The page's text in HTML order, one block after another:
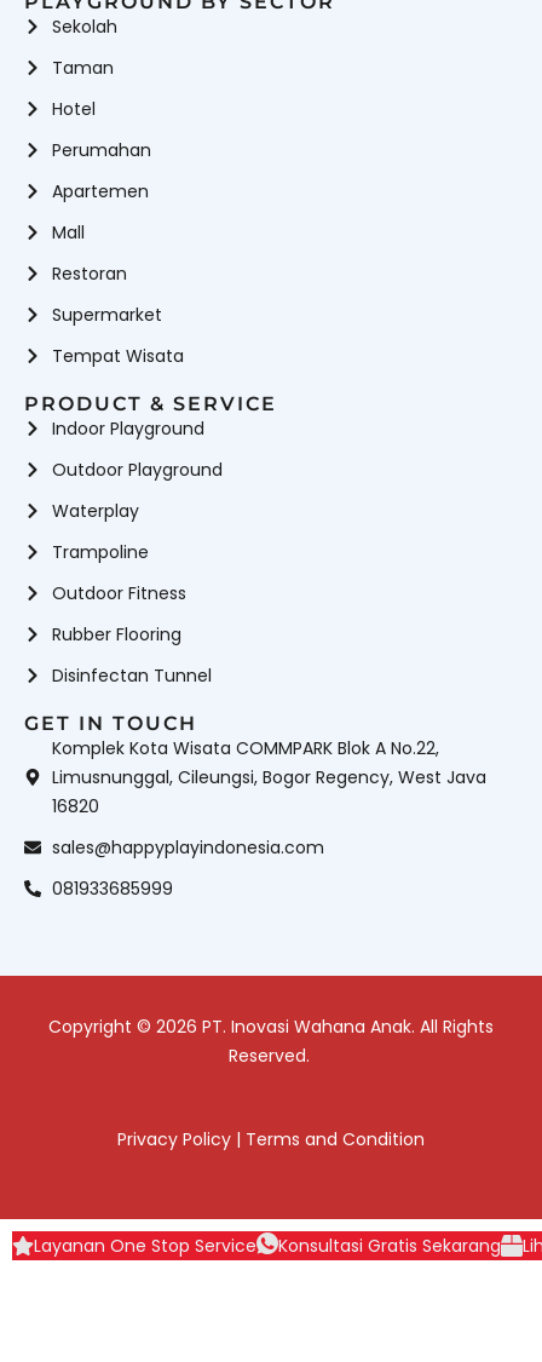
Sekolah
Taman
Hotel
Perumahan
Apartemen
Mall
Restoran
Supermarket
Tempat Wisata
PRODUCT & SERVICE
Indoor Playground
Outdoor Playground
Waterplay
Trampoline
Outdoor Fitness
Rubber Flooring
Disinfectan Tunnel
GET IN TOUCH
Komplek Kota Wisata COMMPARK Blok A No.22,
Limusnunggal, Cileungsi, Bogor Regency, West Java
16820
sales@happyplayindonesia.com
081933685999
Copyright © 2026 PT. Inovasi Wahana Anak. All Rights
Reserved.
Privacy Policy | Terms and Condition
Layanan One Stop Service Konsultasi Gratis Sekarang